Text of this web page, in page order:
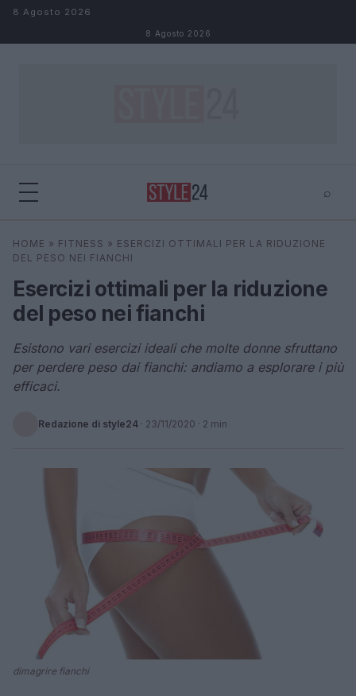
Salta al contenuto
8 Agosto 2026
8 Agosto 2026
⌕
Cerca ⌕ ×
HOME » FITNESS » ESERCIZI OTTIMALI PER LA RIDUZIONE
DEL PESO NEI FIANCHI
Esercizi ottimali per la riduzione
del peso nei fianchi
Esistono vari esercizi ideali che molte donne sfruttano
per perdere peso dai fianchi: andiamo a esplorare i più
efficaci.
Redazione di style24 · 23/11/2020 · 2 min
dimagrire fianchi